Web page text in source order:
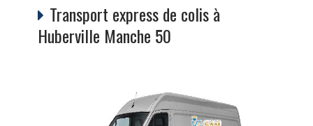
Transport express de colis à
Huberville Manche 50